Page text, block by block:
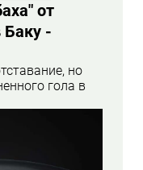
от
Баку -
но
гола в